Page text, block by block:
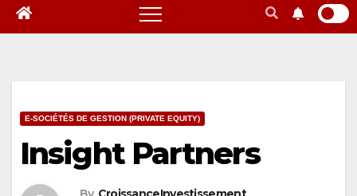
E-SOCIÉTÉS DE GESTION (PRIVATE EQUITY)
Insight Partners